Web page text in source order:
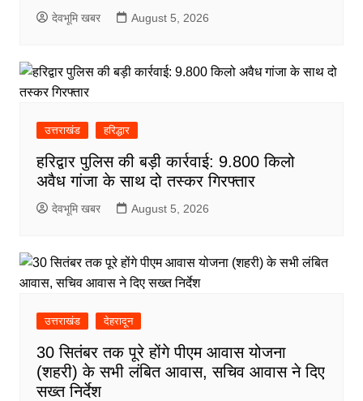
देवभूमि खबर August 5, 2026
उत्तराखंड हरिद्धार
हरिद्वार पुलिस की बड़ी कार्रवाई: 9.800 किलो
अवैध गांजा के साथ दो तस्कर गिरफ्तार
देवभूमि खबर August 5, 2026
उत्तराखंड देहरादून
30 सितंबर तक पूरे होंगे पीएम आवास योजना
(शहरी) के सभी लंबित आवास, सचिव आवास ने दिए
सख्त निर्देश